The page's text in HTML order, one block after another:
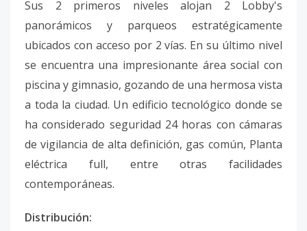
Sus 2 primeros niveles alojan 2 Lobby's
panorámicos y parqueos estratégicamente
ubicados con acceso por 2 vías. En su último nivel
se encuentra una impresionante área social con
piscina y gimnasio, gozando de una hermosa vista
a toda la ciudad. Un edificio tecnológico donde se
ha considerado seguridad 24 horas con cámaras
de vigilancia de alta definición, gas común, Planta
eléctrica full, entre otras facilidades
contemporáneas.
Distribución: